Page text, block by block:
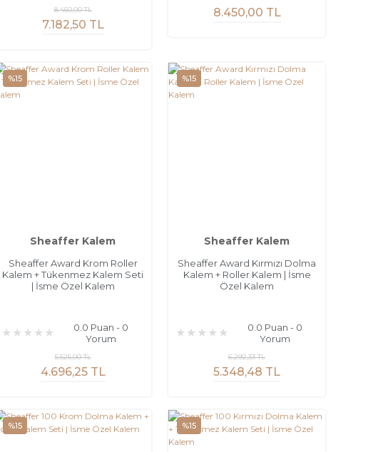
7.182,50 TL
8.450,00 TL 8.450,00 TL
%15
Sheaffer Kalem
Sheaffer Award Krom Roller
Kalem + Tükenmez Kalem Seti
| İsme Özel Kalem
0.0 Puan - 0
Yorum
4.696,25 TL
5.525,00 TL
%15
Sheaffer Kalem
Sheaffer Award Kırmızı Dolma
Kalem + Roller Kalem | İsme
Özel Kalem
0.0 Puan - 0
Yorum
5.348,48 TL
6.292,33 TL
%15 %15